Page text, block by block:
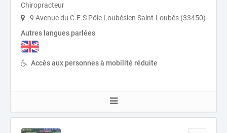
Chiropracteur
9 Avenue du C.E.S Pôle Loubèsien Saint-Loubès (33450)
Autres langues parlées
Accès aux personnes à mobilité réduite